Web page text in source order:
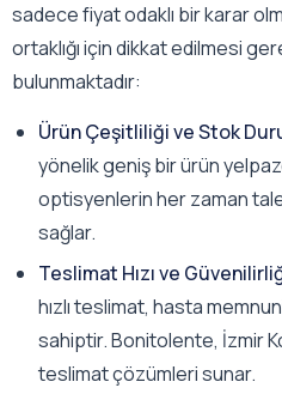
sadece fiyat odaklı bir karar
ortaklığı için dikkat edilmesi
bulunmaktadır:
Ürün Çeşitliliği ve Stok
yönelik geniş bir ürün
optisyenlerin her zaman
sağlar.
Teslimat Hızı ve
hızlı teslimat, hasta
sahiptir. Bonitolente, İzmir
teslimat çözümleri sunar.